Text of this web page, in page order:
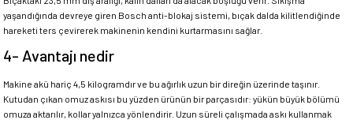
yaşandığında devreye giren Bosch anti-blokaj sistemi, bıçak dalda kilitlendiğinde
hareketi ters çevirerek makinenin kendini kurtarmasını sağlar.
4- Avantajı nedir
Makine akü hariç 4,5 kilogramdır ve bu ağırlık uzun bir direğin üzerinde taşınır.
Kutudan çıkan omuz askısı bu yüzden ürünün bir parçasıdır: yükün büyük bölümü
omuza aktarılır, kollar yalnızca yönlendirir. Uzun süreli çalışmada askı kullanmak